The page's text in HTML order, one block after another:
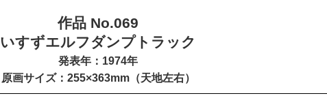
作品 No.069
いすずエルフダンプトラック
発表年：1974年
原画サイズ：255×363mm（天地左右）